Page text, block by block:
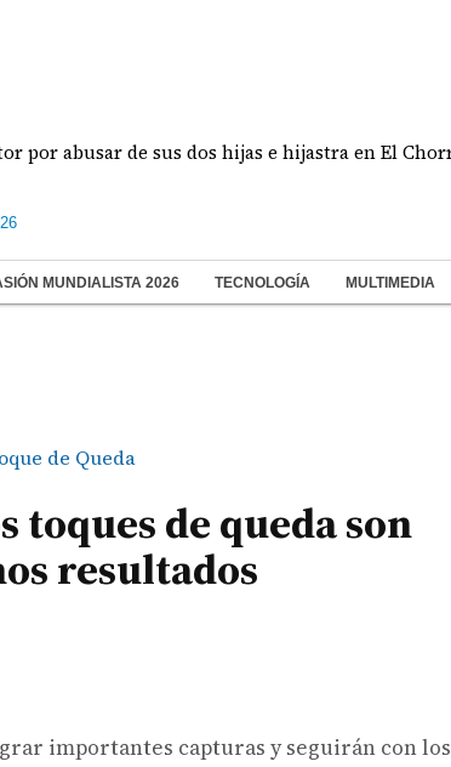
de sus dos hijas e hijastra en El Chorrillo
MUNDIALISTA 2026 TECNOLOGÍA MULTIMEDIA
de Queda
de queda son
resultados
importantes capturas y seguirán con los